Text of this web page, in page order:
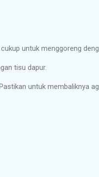
untuk menggoreng
tisu dapur.
untuk membaliknya